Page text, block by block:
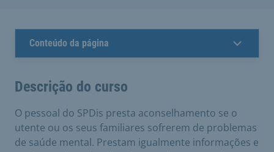
Conteúdo da página
Descrição do curso
O pessoal do SPDis presta aconselhamento se o
utente ou os seus familiares sofrerem de problemas
de saúde mental. Prestam igualmente informações e